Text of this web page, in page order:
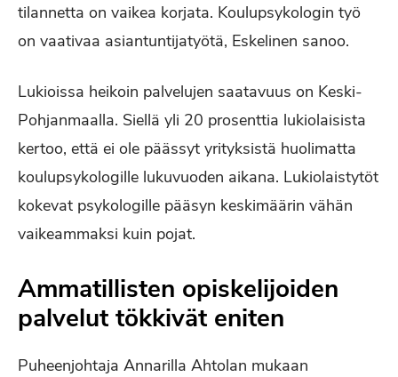
tilannetta on vaikea korjata. Koulupsykologin työ
on vaativaa asiantuntijatyötä, Eskelinen sanoo.
Lukioissa heikoin palvelujen saatavuus on Keski-
Pohjanmaalla. Siellä yli 20 prosenttia lukiolaisista
kertoo, että ei ole päässyt yrityksistä huolimatta
koulupsykologille lukuvuoden aikana. Lukiolaistytöt
kokevat psykologille pääsyn keskimäärin vähän
vaikeammaksi kuin pojat.
Ammatillisten opiskelijoiden
palvelut tökkivät eniten
Puheenjohtaja Annarilla Ahtolan mukaan